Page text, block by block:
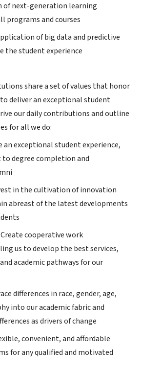
next-generation learning
programs and courses
of big data and predictive
the student experience
share a set of values that honor
deliver an exceptional student
our daily contributions and outline
for all we do:
an exceptional student experience,
degree completion and
in the cultivation of innovation
abreast of the latest developments
Create cooperative work
us to develop the best services,
academic pathways for our
differences in race, gender, age,
into our academic fabric and
as drivers of change
convenient, and affordable
for any qualified and motivated